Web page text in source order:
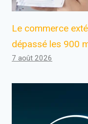
Le commerce
dépassé les 900
7 août 2026